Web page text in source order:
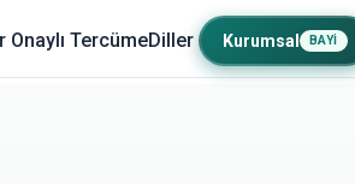
Onaylı TercümeDiller Kurumsal